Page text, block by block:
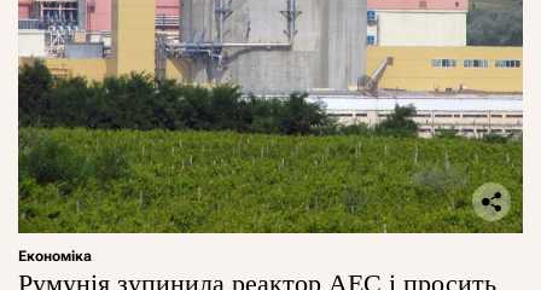
Економіка
Румунія зупинила реактор АЕС і просить